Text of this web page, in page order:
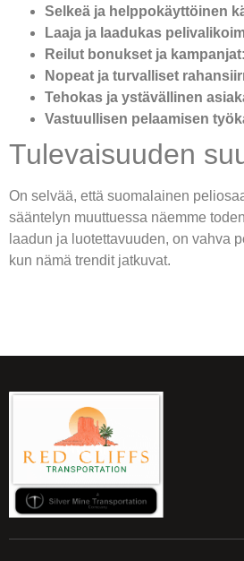
Selkeä ja helppokäyttöinen
Laaja ja laadukas
Reilut bonukset ja kampanjat:
Nopeat ja turvalliset
Tehokas ja ystävällinen
Vastuullisen pelaamisen
Tulevaisuuden
On selvää, että suomalainen
sääntelyn muuttuessa näemme
laadun ja luotettavuuden, on vahva
kun nämä trendit jatkuvat.